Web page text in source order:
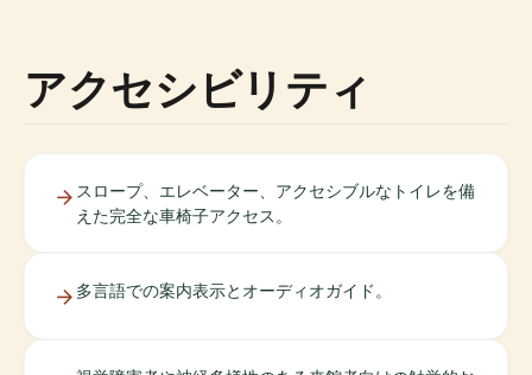
アクセシビリティ
スロープ、エレベーター、アクセシブルなトイレを備
えた完全な車椅子アクセス。
多言語での案内表示とオーディオガイド。